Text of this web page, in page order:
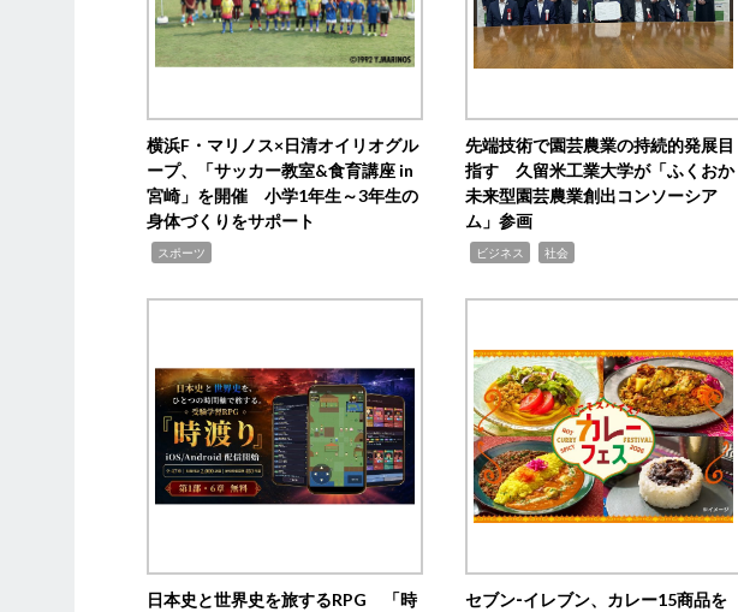
横浜F・マリノス×日清オイリオグル
ープ、「サッカー教室&食育講座 in
宮崎」を開催 小学1年生～3年生の
身体づくりをサポート
スポーツ
先端技術で園芸農業の持続的発展目
指す 久留米工業大学が「ふくおか
未来型園芸農業創出コンソーシア
ム」参画
ビジネス 社会
日本史と世界史を旅するRPG 「時
セブン‐イレブン、カレー15商品を